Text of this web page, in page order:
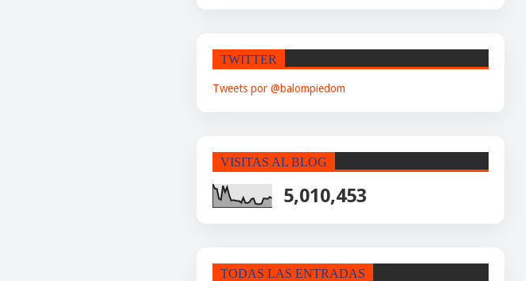
TWITTER
Tweets por @balompiedom
VISITAS AL BLOG
5,010,453
TODAS LAS ENTRADAS